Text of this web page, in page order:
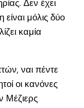
Δεν έχει
μόλις δύο
καμία
ναι πέντε
οι κανόνες
Μέζιερς